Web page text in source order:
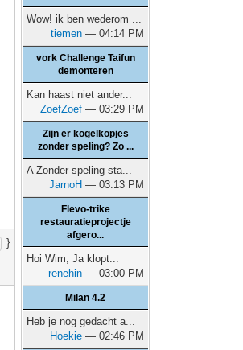
}
Wow! ik ben wederom ...
tiemen — 04:14 PM
vork Challenge Taifun
demonteren
Kan haast niet ander...
ZoefZoef — 03:29 PM
Zijn er kogelkopjes
zonder speling? Zo ...
A Zonder speling sta...
JarnoH — 03:13 PM
Flevo-trike
restauratieprojectje
afgero...
Hoi Wim, Ja klopt...
renehin — 03:00 PM
Milan 4.2
Heb je nog gedacht a...
Hoekie — 02:46 PM